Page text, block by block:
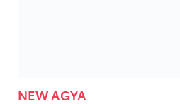
NEW AGYA